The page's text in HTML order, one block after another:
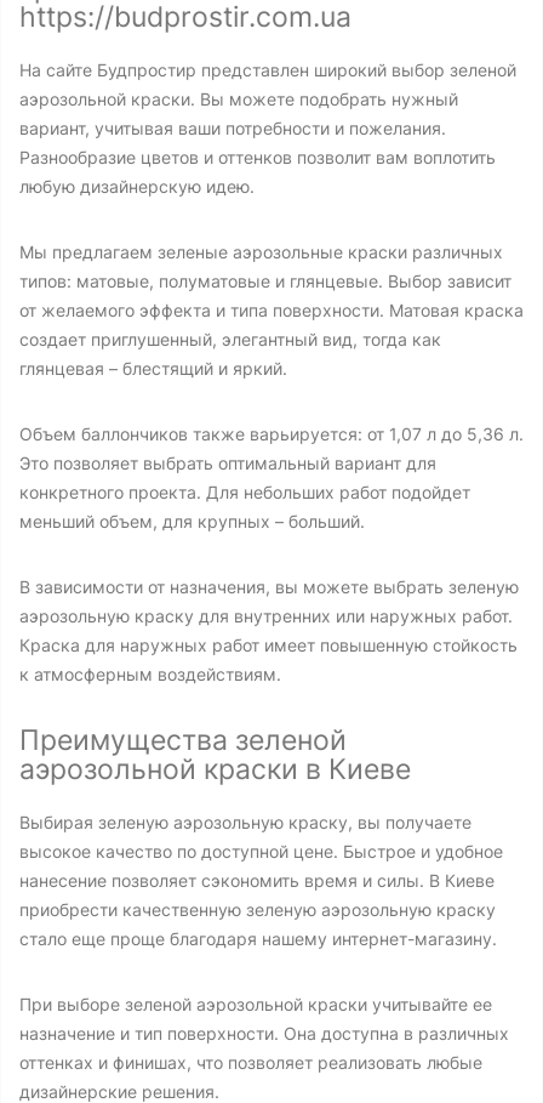
https://budprostir.com.ua
На сайте Будпростир представлен широкий выбор зеленой
аэрозольной краски. Вы можете подобрать нужный
вариант, учитывая ваши потребности и пожелания.
Разнообразие цветов и оттенков позволит вам воплотить
любую дизайнерскую идею.
Мы предлагаем зеленые аэрозольные краски различных
типов: матовые, полуматовые и глянцевые. Выбор зависит
от желаемого эффекта и типа поверхности. Матовая краска
создает приглушенный, элегантный вид, тогда как
глянцевая – блестящий и яркий.
Объем баллончиков также варьируется: от 1,07 л до 5,36 л.
Это позволяет выбрать оптимальный вариант для
конкретного проекта. Для небольших работ подойдет
меньший объем, для крупных – больший.
В зависимости от назначения, вы можете выбрать зеленую
аэрозольную краску для внутренних или наружных работ.
Краска для наружных работ имеет повышенную стойкость
к атмосферным воздействиям.
Преимущества зеленой
аэрозольной краски в Киеве
Выбирая зеленую аэрозольную краску, вы получаете
высокое качество по доступной цене. Быстрое и удобное
нанесение позволяет сэкономить время и силы. В Киеве
приобрести качественную зеленую аэрозольную краску
стало еще проще благодаря нашему интернет-магазину.
При выборе зеленой аэрозольной краски учитывайте ее
назначение и тип поверхности. Она доступна в различных
оттенках и финишах, что позволяет реализовать любые
дизайнерские решения.